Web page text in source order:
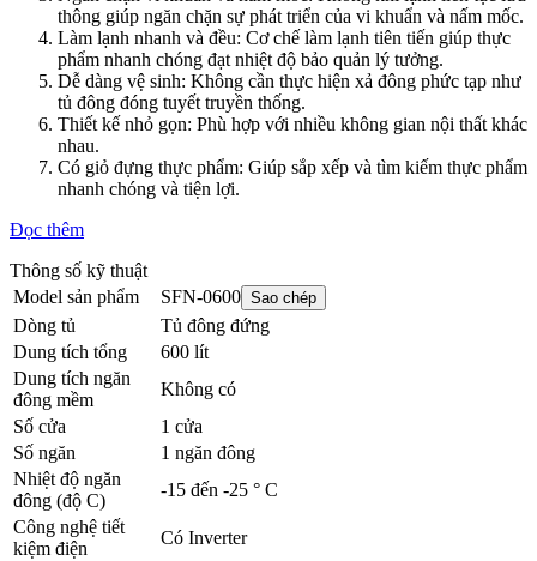
thông giúp ngăn chặn sự phát triển của vi khuẩn và nấm mốc.
Làm lạnh nhanh và đều: Cơ chế làm lạnh tiên tiến giúp thực
phẩm nhanh chóng đạt nhiệt độ bảo quản lý tưởng.
Dễ dàng vệ sinh: Không cần thực hiện xả đông phức tạp như
tủ đông đóng tuyết truyền thống.
Thiết kế nhỏ gọn: Phù hợp với nhiều không gian nội thất khác
nhau.
Có giỏ đựng thực phẩm: Giúp sắp xếp và tìm kiếm thực phẩm
nhanh chóng và tiện lợi.
Đọc thêm
Thông số kỹ thuật
Model sản phẩm
SFN-0600 Sao chép
Dòng tủ
Tủ đông đứng
Dung tích tổng
600 lít
Dung tích ngăn
đông mềm
Không có
Số cửa
1 cửa
Số ngăn
1 ngăn đông
Nhiệt độ ngăn
đông (độ C)
-15 đến -25 ° C
Công nghệ tiết
kiệm điện
Có Inverter